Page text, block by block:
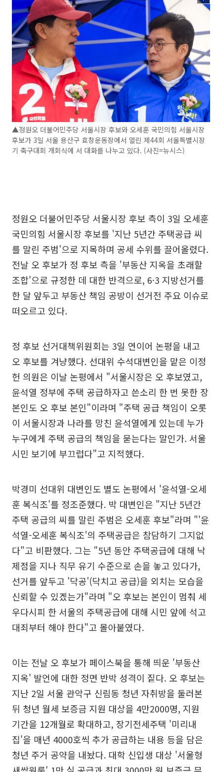
▲정원오 더불어민주당 서울시장 후보와 오세훈 국민의힘 서울시장
후보가 3일 서울 용산구 효창운동장에서 열린 제44회 서울특별시장
기 축구대회 개회식에 서 대화를 나누고 있다. (사진=뉴시스)
정원오 더불어민주당 서울시장 후보 측이 3일 오세훈
국민의힘 서울시장 후보를 '지난 5년간 주택공급 씨
를 말린 주범'으로 지목하며 공세 수위를 끌어올렸다.
전날 오 후보가 정 후보 측을 '부동산 지옥을 초래할
조합'으로 규정한 데 대한 반격으로, 6·3 지방선거를
한 달 앞두고 부동산 책임 공방이 선거전 주요 이슈로
떠오르고 있다.
정 후보 선거대책위원회는 3일 연이어 논평을 내고
오 후보를 겨냥했다. 선대위 수석대변인을 맡은 이정
헌 의원은 이날 논평에서 "서울시장은 오 후보였고,
윤석열 정부에 주택 공급하자고 쓴소리 한 번 못한 장
본인도 오 후보 본인"이라며 "주택 공급 책임이 오롯
이 서울시장과 나라를 망친 윤석열에게 있는데 누가
누구에게 주택 공급의 책임을 묻는다는 말인가. 서울
시민 보기에 부끄럽다"고 지적했다.
박경미 선대위 대변인도 별도 논평에서 '윤석열-오세
훈 복식조'를 정조준했다. 박 대변인은 "지난 5년간
주택 공급의 씨를 말린 주범은 오세훈 후보"라며 "'윤
석열-오세훈 복식조'의 주택공급은 참담하기 그지없
다"고 비판했다. 그는 "5년 동안 주택공급에 대해 낙
제점을 지나 직무 유기 수준으로 손을 놓고 있다가,
선거를 앞두고 '닥공'(닥치고 공급)을 외치는 모습을
신뢰할 수 있겠는가"라며 "오 후보는 본인이 멈춰 세
우다시피 한 서울의 주택공급에 대해 시민 앞에 석고
대죄부터 해야 한다"고 몰아붙였다.
이는 전날 오 후보가 페이스북을 통해 띄운 '부동산
지옥' 발언에 대한 정면 반박 성격이 짙다. 오 후보는
지난 2일 서울 관악구 신림동 청년 자취방을 둘러본
뒤 청년 월세 보증금 지원 대상을 4만2000명, 지원
기간을 12개월로 확대하고, 장기전세주택 '미리내
집'을 매년 4000호씩 추가 공급하는 내용 등을 담은
청년 주거 공약을 내놨다. 대학 신입생 대상 '서울형